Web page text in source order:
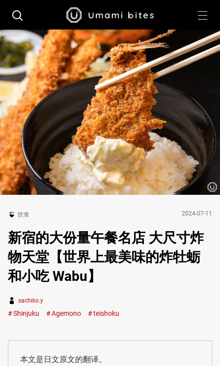
饮食 2024-07-11
新宿的大份量午餐名店 大尺寸炸
物天堂【世界上最美味的炸牡蛎
和小吃 Wabu】
sachiko.y
Shinjuku Agemono teishoku
本文是日文原文的翻译。